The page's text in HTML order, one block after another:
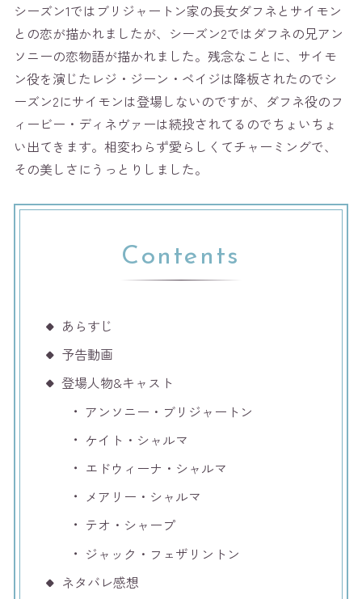
シーズン1ではブリジャートン家の長女ダフネとサイモン
との恋が描かれましたが、シーズン2ではダフネの兄アン
ソニーの恋物語が描かれました。残念なことに、サイモ
ン役を演じたレジ・ジーン・ペイジは降板されたのでシ
ーズン2にサイモンは登場しないのですが、ダフネ役のフ
ィービー・ディネヴァーは続投されてるのでちょいちょ
い出てきます。相変わらず愛らしくてチャーミングで、
その美しさにうっとりしました。
Contents
あらすじ
予告動画
登場人物&キャスト
アンソニー・ブリジャートン
ケイト・シャルマ
エドウィーナ・シャルマ
メアリー・シャルマ
テオ・シャープ
ジャック・フェザリントン
ネタバレ感想